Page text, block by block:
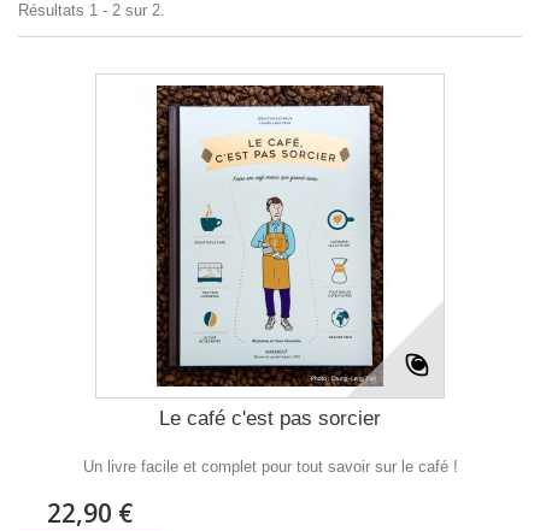
Résultats 1 - 2 sur 2.
Le café c'est pas sorcier
Un livre facile et complet pour tout savoir sur le café !
22,90 €